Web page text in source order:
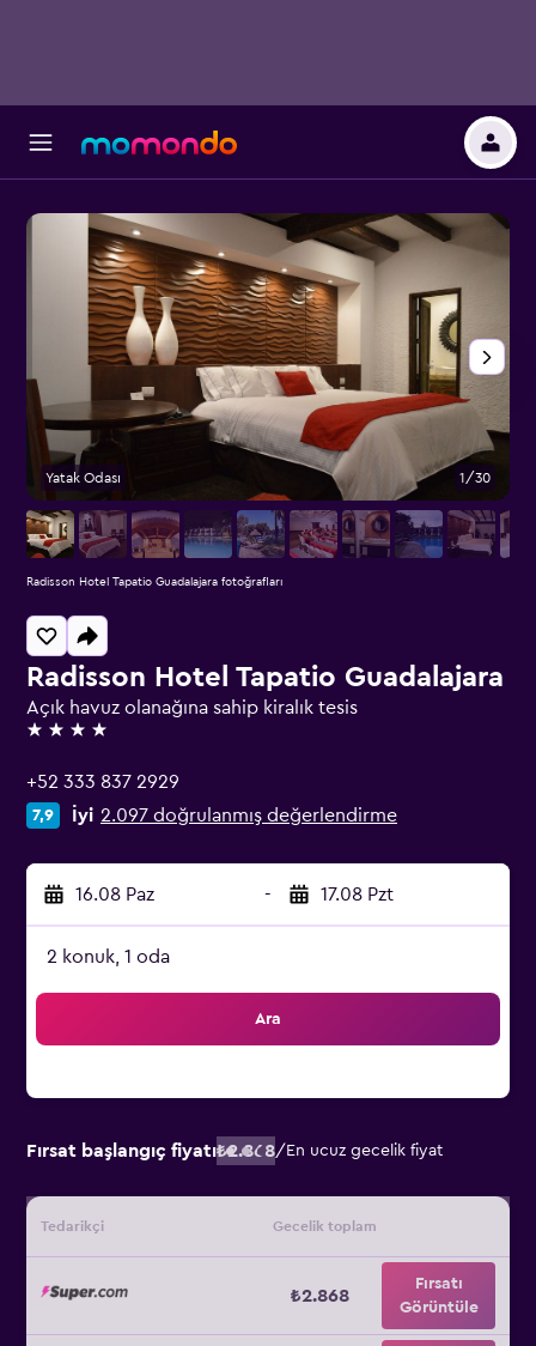
Radisson Hotel Tapatio Guadalajara
Açık havuz olanağına sahip kiralık tesis
4 yıldız
+52 333 837 2929
7,9 İyi 2.097 doğrulanmış değerlendirme
16.08 Paz - 17.08 Pzt
2 konuk, 1 oda
Ara
Fırsat başlangıç fiyatı₺2.868/ En ucuz gecelik fiyat
Tedarikçi Gecelik toplam
₺2.868
Fırsatı
Görüntüle
Yatak Odası 1/30
Radisson Hotel Tapatio Guadalajara fotoğrafları